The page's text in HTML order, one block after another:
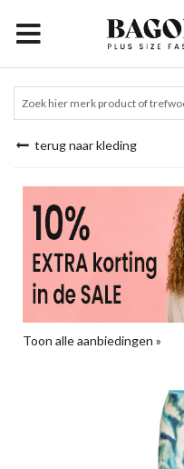
terug naar kleding
Toon alle aanbiedingen »